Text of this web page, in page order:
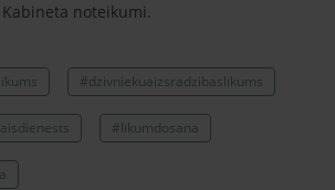
noteikumi.
#dzivniekuaizsradzibaslikums
#likumdosana